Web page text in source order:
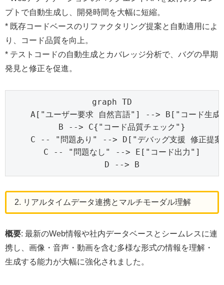
プトで自動生成し、開発時間を大幅に短縮。
* 既存コードベースのリファクタリング提案と自動適用によ
り、コード品質を向上。
* テストコードの自動生成とカバレッジ分析で、バグの早期
発見と修正を促進。
graph TD
A["ユーザー要求 自然言語"] --> B["コード生
    B --> C{"コード品質チェック"}
C -- "問題あり" --> D["デバッグ支援 修正提
    C -- "問題なし" --> E["コード出力"]
    D --> B
2. リアルタイムデータ連携とマルチモーダル理解
概要: 最新のWeb情報や社内データベースとシームレスに連
携し、画像・音声・動画を含む多様な形式の情報を理解・
生成する能力が大幅に強化されました。